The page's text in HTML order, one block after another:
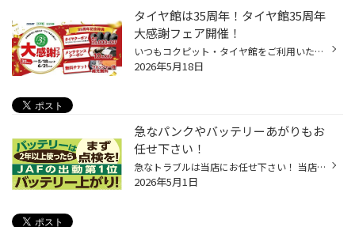
タイヤ館は35周年！タイヤ館35周年
大感謝フェア開催！
いつもコクピット・タイヤ館をご利用いただき、誠にありがとうございます！ 多くのお客様に支えられて、タイヤ館は35周年を迎えることが出来ました。 これからもお客様の安全・安心なカーライフを全力でサポートしてまいりますので、 引き続きタイヤ館をよろしくお願いいたします。 35周年を迎えた...
2026年5月18日
急なパンクやバッテリーあがりもお
任せ下さい！
急なトラブルは当店にお任せ下さい！ 当店のホームページをご覧いただきありがとうございます。 ゴールデンウィークに入り、 お出かけされる方も多いこの時期！ しか～～～し！おクルマのトラブルも増加中です！！ 急なパンクやバッテリーあがりは、 タイヤ館にお任せ下さい！ お出かけ先でもお近く...
2026年5月1日